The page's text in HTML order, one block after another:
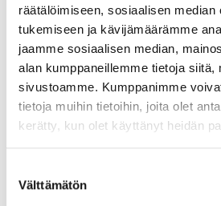
räätälöimiseen, sosiaalisen median
tukemiseen ja kävijämäärämme
jaamme sosiaalisen median,
alan kumppaneillemme tietoja siitä,
sivustoamme. Kumppanimme
tietoja muihin tietoihin, joita olet
kerätty, kun olet käyttänyt heidän
valinta
Välttämätön
Etusivu